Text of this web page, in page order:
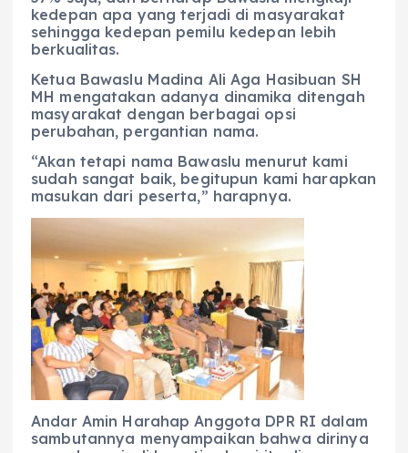
kedepan apa yang terjadi di masyarakat
sehingga kedepan pemilu kedepan lebih
berkualitas.
Ketua Bawaslu Madina Ali Aga Hasibuan SH
MH mengatakan adanya dinamika ditengah
masyarakat dengan berbagai opsi
perubahan, pergantian nama.
“Akan tetapi nama Bawaslu menurut kami
sudah sangat baik, begitupun kami harapkan
masukan dari peserta,” harapnya.
Andar Amin Harahap Anggota DPR RI dalam
sambutannya menyampaikan bahwa dirinya